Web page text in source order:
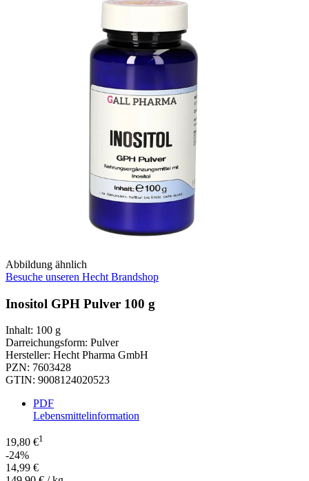
Abbildung ähnlich
Besuche unseren Hecht Brandshop
Inositol GPH Pulver 100 g
Inhalt: 100 g
Darreichungsform: Pulver
Hersteller: Hecht Pharma GmbH
PZN: 7603428
GTIN: 9008124020523
PDF
Lebensmittelinformation
19,80 €1
-24%
14,99 €